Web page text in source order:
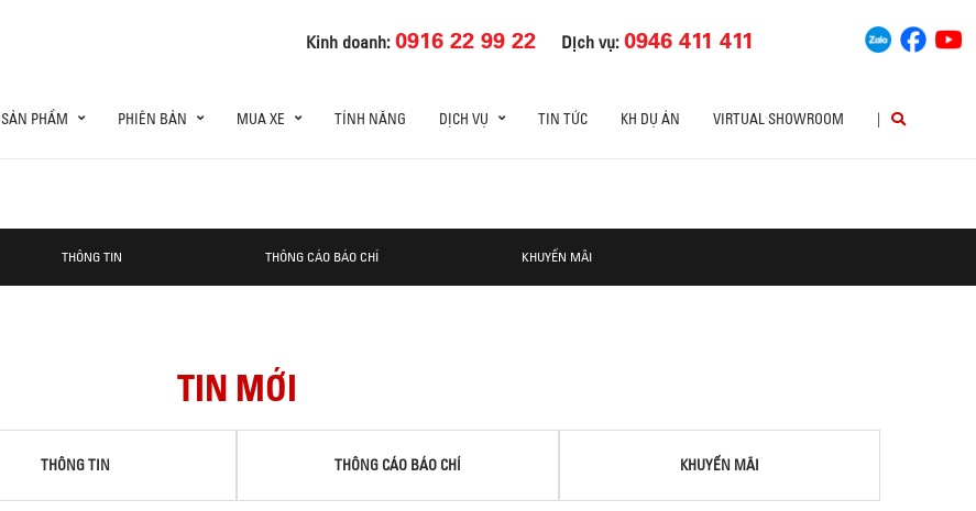
Kinh doanh:0916 22 99 22 Dịch vụ:0946 411 411
SẢN PHẨM PHIÊN BẢN MUA XE TÍNH NĂNG DỊCH VỤ TIN TỨC KH DỰ ÁN VIRTUAL SHOWROOM |
THÔNG TIN THÔNG CÁO BÁO CHÍ KHUYẾN MÃI
TIN MỚI
THÔNG TIN THÔNG CÁO BÁO CHÍ KHUYẾN MÃI